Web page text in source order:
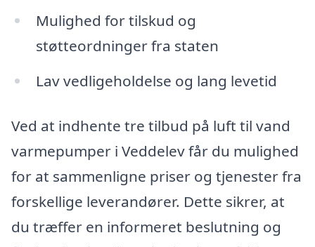
Mulighed for tilskud og
støtteordninger fra staten
Lav vedligeholdelse og lang levetid
Ved at indhente tre tilbud på luft til vand
varmepumper i Veddelev får du mulighed
for at sammenligne priser og tjenester fra
forskellige leverandører. Dette sikrer, at
du træffer en informeret beslutning og